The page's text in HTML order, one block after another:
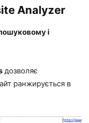
Analyzer
і
дозволяє
ранжирується в